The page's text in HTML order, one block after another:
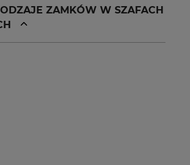
ZAMKÓW W SZAFACH